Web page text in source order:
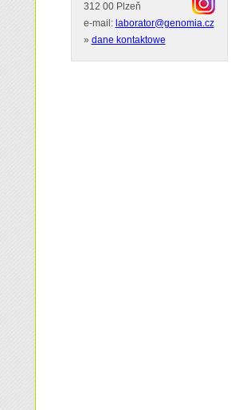
312 00 Plzeň
e-mail: laborator@genomia.cz
» dane kontaktowe